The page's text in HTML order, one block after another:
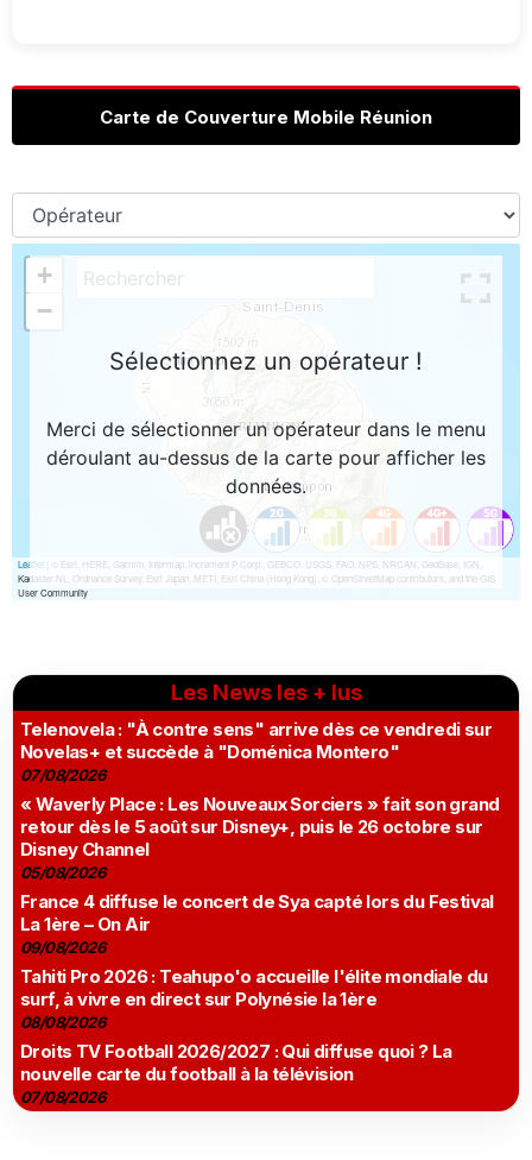
Carte de Couverture Mobile Réunion
Les News les + lus
Telenovela : "À contre sens" arrive dès ce vendredi sur
Novelas+ et succède à "Doménica Montero"
07/08/2026
« Waverly Place : Les Nouveaux Sorciers » fait son grand
retour dès le 5 août sur Disney+, puis le 26 octobre sur
Disney Channel
05/08/2026
France 4 diffuse le concert de Sya capté lors du Festival
La 1ère – On Air
09/08/2026
Tahiti Pro 2026 : Teahupo'o accueille l'élite mondiale du
surf, à vivre en direct sur Polynésie la 1ère
08/08/2026
Droits TV Football 2026/2027 : Qui diffuse quoi ? La
nouvelle carte du football à la télévision
07/08/2026